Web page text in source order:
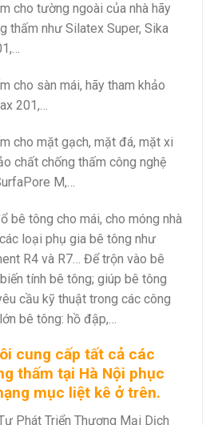
cho tường ngoài của nhà hãy
thấm như Silatex Super, Sika
cho sàn mái, hãy tham khảo
201,…
cho mặt gạch, mặt đá, mặt xi
chất chống thấm công nghệ
M,…
bê tông cho mái, cho móng nhà
loại phụ gia bê tông như
R4 và R7… Để trộn vào bê
tính bê tông; giúp bê tông
cầu kỹ thuật trong các công
bê tông: hồ đập,…
cung cấp tất cả các
thấm tại Hà Nội phục
mục liệt kê ở trên.
Phát Triển Thương Mại Dịch